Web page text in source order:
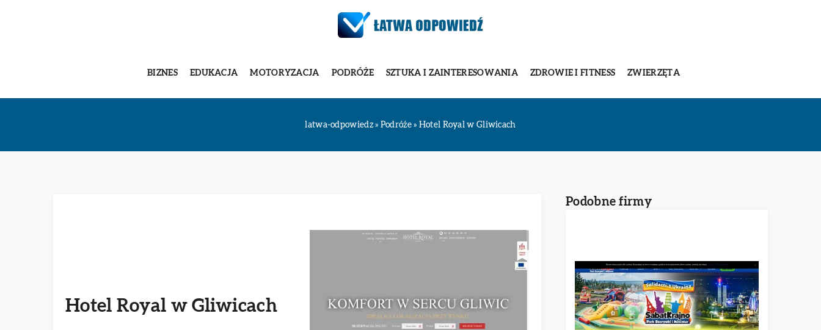
BIZNES EDUKACJA MOTORYZACJA PODRÓŻE SZTUKA I ZAINTERESOWANIA ZDROWIE I FITNESS ZWIERZĘTA
latwa-odpowiedz» Podróże» Hotel Royal w Gliwicach
Hotel Royal w Gliwicach
Podobne firmy